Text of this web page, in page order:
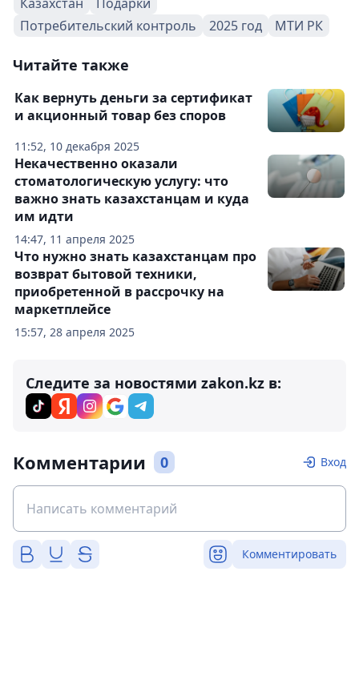
Потребительский контроль
2025 год МТИ РК
Читайте также
11:52, 10 декабря 2025
Как вернуть деньги за сертификат
и акционный товар без споров
14:47, 11 апреля 2025
Некачественно оказали
стоматологическую услугу: что
важно знать казахстанцам и куда
им идти
15:57, 28 апреля 2025
Что нужно знать казахстанцам про
возврат бытовой техники,
приобретенной в рассрочку на
маркетплейсе
Следите за новостями zakon.kz в:
Комментарии 0 Вход
Комментировать